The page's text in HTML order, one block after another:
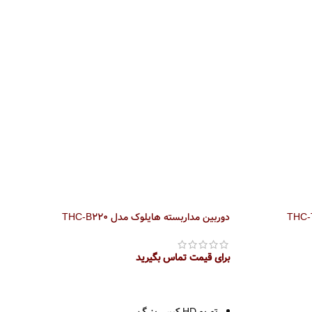
دوربین مداربسته هایلوک مدل THC-B220
برای قیمت تماس بگیرید